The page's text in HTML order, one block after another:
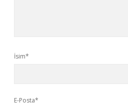
İsim*
E-Posta*